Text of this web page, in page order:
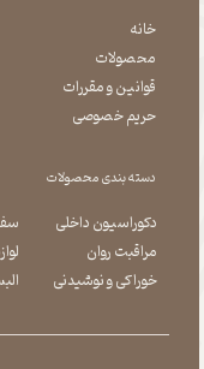
دسته بندی محصولات
خانه
محصولات
قوانین و مقررات
حریم خصوصی
دکوراسیون داخلی
مراقبت روان
​​​​​​​خوراکی و نوشیدنی